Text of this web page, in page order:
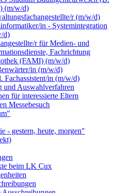
(m/w/d)
r (m/w/d)
in - Systemintegration
d)
r für Medien- und
Fachrichtung
(FAMI) (m/w/d)
in (m/w/d)
Fachassistent/in (m/w/d)
und Auswahlverfahren
für interessierte Eltern
Messebesuch
- gestern, heute, morgen"
beim LK Cux